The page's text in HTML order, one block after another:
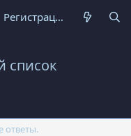
Регистрация
список
ответы.